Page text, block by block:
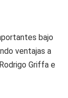
bajo
ventajas a
Griffa e